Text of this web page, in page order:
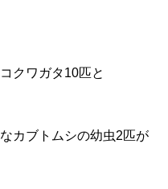
クワガタ10匹と
カブトムシの幼虫2匹が